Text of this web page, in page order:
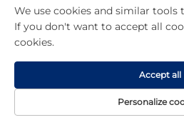
Direitos Autorais © 2026
Materials Technology Co.,
We use cookies and similar tools
If you don't want to accept all
cookies.
Personalize
Accept all